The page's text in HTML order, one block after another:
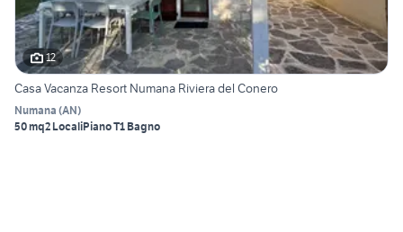
12
Casa Vacanza Resort Numana Riviera del Conero
Numana (AN)
50 mq2 LocaliPiano T1 Bagno